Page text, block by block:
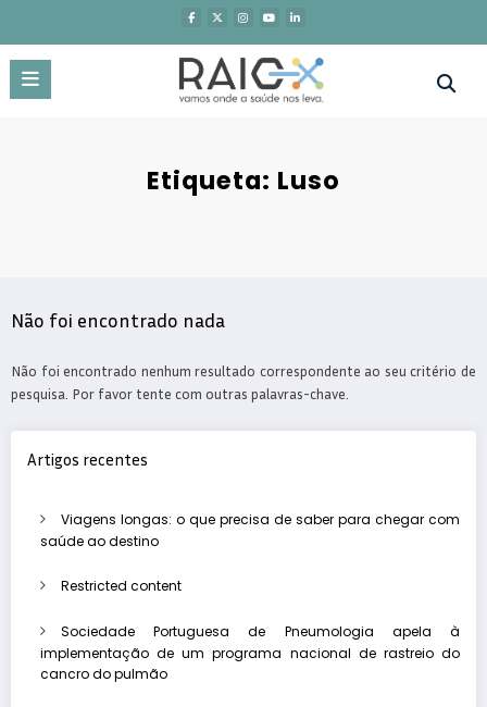
o
conteúdo
Etiqueta: Luso
Não foi encontrado nada
Não foi encontrado nenhum resultado correspondente ao seu critério de
pesquisa. Por favor tente com outras palavras-chave.
Artigos recentes
Viagens longas: o que precisa de saber para chegar com
saúde ao destino
Restricted content
Sociedade Portuguesa de Pneumologia apela à
implementação de um programa nacional de rastreio do
cancro do pulmão